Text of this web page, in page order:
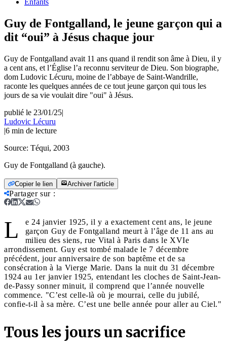
Enfants
Guy de Fontgalland, le jeune garçon qui a
dit “oui” à Jésus chaque jour
Guy de Fontgalland avait 11 ans quand il rendit son âme à Dieu, il y
a cent ans, et l’Église l’a reconnu serviteur de Dieu. Son biographe,
dom Ludovic Lécuru, moine de l’abbaye de Saint-Wandrille,
raconte les quelques années de ce tout jeune garçon qui tous les
jours de sa vie voulait dire "oui" à Jésus.
publié le 23/01/25|
Ludovic Lécuru
|6 min de lecture
Source: Téqui, 2003
Guy de Fontgalland (à gauche).
Copier le lien Archiver l'article
Partager sur:
L
e 24 janvier 1925, il y a exactement cent ans, le jeune
garçon Guy de Fontgalland meurt à l’âge de 11 ans au
milieu des siens, rue Vital à Paris dans le XVIe
arrondissement. Guy est tombé malade le 7 décembre
précédent, jour anniversaire de son baptême et de sa
consécration à la Vierge Marie. Dans la nuit du 31 décembre
1924 au 1er janvier 1925, entendant les cloches de Saint-Jean-
de-Passy sonner minuit, il comprend que l’année nouvelle
commence. "C’est celle-là où je mourrai, celle du jubilé,
confie-t-il à sa mère. C’est une belle année pour aller au Ciel."
Tous les jours un sacrifice